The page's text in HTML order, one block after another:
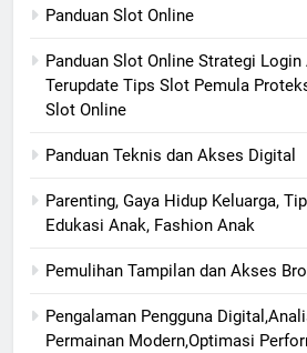
Panduan Slot Online
Panduan Slot Online Strategi
Terupdate Tips Slot Pemula
Slot Online
Panduan Teknis dan Akses Digital
Parenting, Gaya Hidup Keluarga,
Edukasi Anak, Fashion Anak
Pemulihan Tampilan dan Akses
Pengalaman Pengguna
Permainan Modern,Optimasi